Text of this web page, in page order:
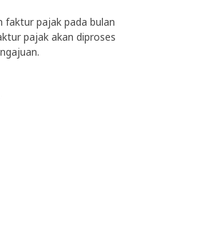
faktur pajak pada bulan
pajak akan diproses